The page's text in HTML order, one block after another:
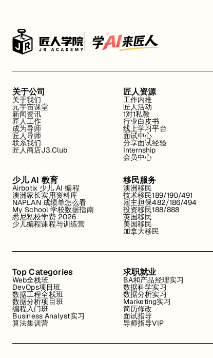
关于公司
关于我们
元宇宙课堂
新闻资讯
匠人工作
成为导师
匠人导师
联系我们
匠人商店J3.Club
匠人资源
工作内推
匠人活动
1对1私教
行业白皮书
线上学习平台
面试中心
分享面试经验
Internship
会员中心
少儿 AI 教育
Airbotix 少儿 AI 编程
澳洲家长实用资料库
NAPLAN 成绩单怎么看
My School 学校数据指南
悉尼私校学费 2026
少儿编程课程与训练营
移民服务
澳洲移民
技术移民189/190/491
雇主担保482/186/494
投资移民188/888
英国移民
美国移民
加拿大移民
Top Categories
Web全栈班
DevOps项目班
数据工程全栈班
数据分析项目班
编程入门班
Business Analyst实习
算法集训营
求职就业
BA和产品经理实习
数据科学实习
数据分析实习
Marketing实习
简历修改
面试指导
导师指导VIP